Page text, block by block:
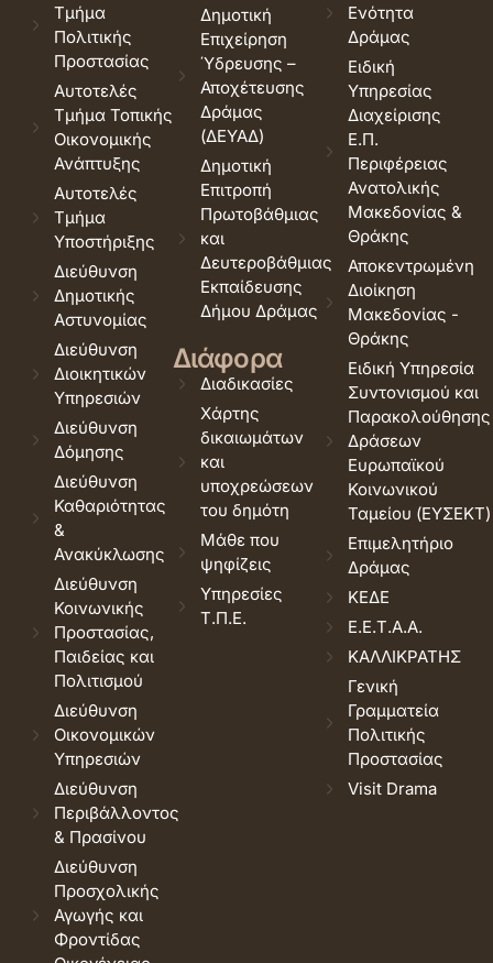
Τμήμα
Πολιτικής
Προστασίας
Αυτοτελές
Τμήμα Τοπικής
Οικονομικής
Ανάπτυξης
Αυτοτελές
Τμήμα
Υποστήριξης
Διεύθυνση
Δημοτικής
Αστυνομίας
Διεύθυνση
Διοικητικών
Υπηρεσιών
Διεύθυνση
Δόμησης
Διεύθυνση
Καθαριότητας
&
Ανακύκλωσης
Διεύθυνση
Κοινωνικής
Προστασίας,
Παιδείας και
Πολιτισμού
Διεύθυνση
Οικονομικών
Υπηρεσιών
Διεύθυνση
Περιβάλλοντος
& Πρασίνου
Διεύθυνση
Προσχολικής
Αγωγής και
Φροντίδας
Δημοτική
Επιχείρηση
Ύδρευσης –
Αποχέτευσης
Δράμας
(ΔΕΥΑΔ)
Δημοτική
Επιτροπή
Πρωτοβάθμιας
και
Δευτεροβάθμιας
Εκπαίδευσης
Δήμου Δράμας
Διάφορα
Διαδικασίες
Χάρτης
δικαιωμάτων
και
υποχρεώσεων
του δημότη
Μάθε που
ψηφίζεις
Υπηρεσίες
Τ.Π.Ε.
Ενότητα
Δράμας
Ειδική
Υπηρεσίας
Διαχείρισης
Ε.Π.
Περιφέρειας
Ανατολικής
Μακεδονίας &
Θράκης
Αποκεντρωμένη
Διοίκηση
Μακεδονίας -
Θράκης
Ειδική Υπηρεσία
Συντονισμού και
Παρακολούθησης
Δράσεων
Ευρωπαϊκού
Κοινωνικού
Ταμείου (ΕΥΣΕΚΤ)
Επιμελητήριο
Δράμας
ΚΕΔΕ
Ε.Ε.Τ.Α.Α.
ΚΑΛΛΙΚΡΑΤΗΣ
Γενική
Γραμματεία
Πολιτικής
Προστασίας
Visit Drama